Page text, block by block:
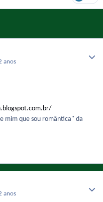
anos
mim que sou romântica'' da
anos